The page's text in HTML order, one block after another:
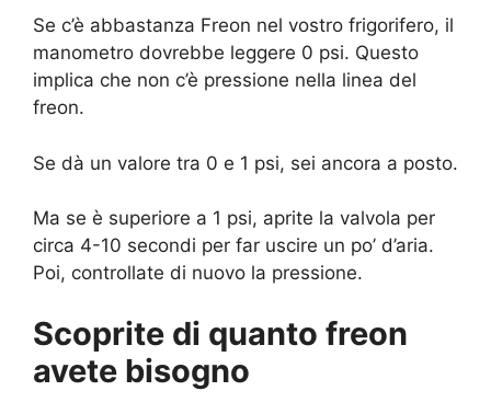
Se c’è abbastanza Freon nel vostro frigorifero, il
manometro dovrebbe leggere 0 psi. Questo
implica che non c’è pressione nella linea del
freon.
Se dà un valore tra 0 e 1 psi, sei ancora a posto.
Ma se è superiore a 1 psi, aprite la valvola per
circa 4-10 secondi per far uscire un po’ d’aria.
Poi, controllate di nuovo la pressione.
Scoprite di quanto freon
avete bisogno